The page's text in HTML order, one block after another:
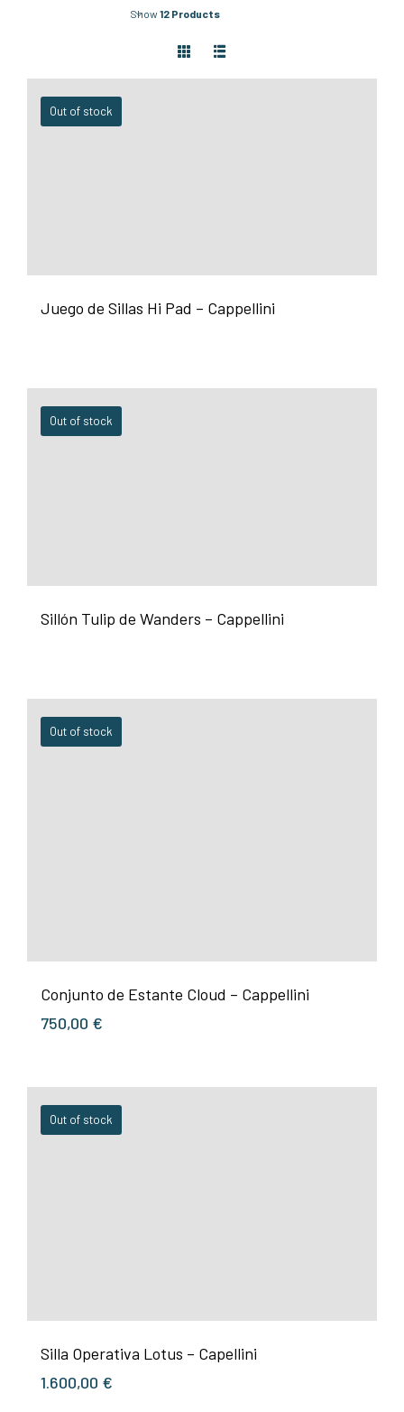
Show12 Products
Out of stock
Juego de Sillas Hi Pad – Cappellini
Out of stock
Sillón Tulip de Wanders – Cappellini
Out of stock
Conjunto de Estante Cloud – Cappellini
750,00 €
Out of stock
Silla Operativa Lotus – Capellini
1.600,00 €